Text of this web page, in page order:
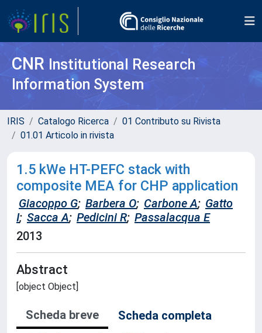
CNR Institutional Research
Information System
IRIS Catalogo Ricerca
01 Contributo su Rivista
01.01 Articolo in rivista
1.5 kWe HT-PEFC stack with
composite MEA for CHP application
Giacoppo G; Barbera O; Carbone A; Gatto
I; Sacca A; Pedicini R; Passalacqua E
2013
Abstract
[object Object]
Scheda breve
Scheda completa